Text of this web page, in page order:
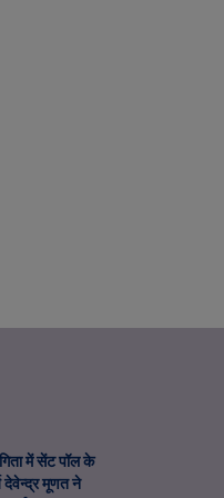
में सेंट पॉल के
देवेन्द्र मूणत ने